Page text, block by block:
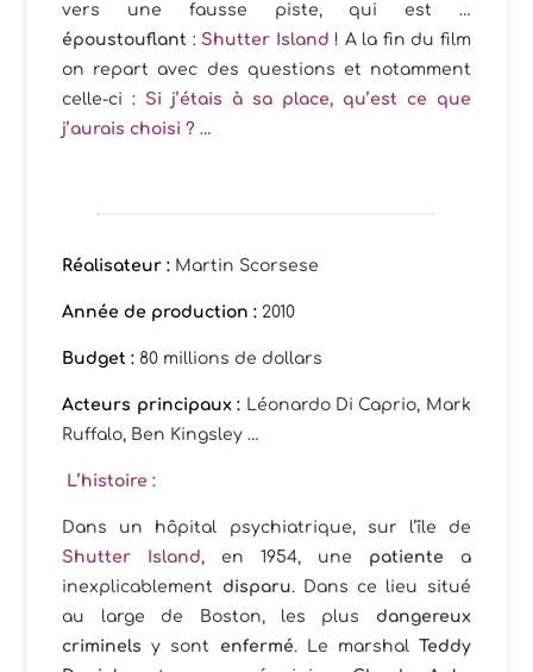
vers une fausse piste, qui est …
époustouflant : Shutter Island ! A la fin du film
on repart avec des questions et notamment
celle-ci : Si j’étais à sa place, qu’est ce que
j’aurais choisi ? …
Réalisateur : Martin Scorsese
Année de production : 2010
Budget : 80 millions de dollars
Acteurs principaux : Léonardo Di Caprio, Mark
Ruffalo, Ben Kingsley …
L’histoire :
Dans un hôpital psychiatrique, sur l’île de
Shutter Island, en 1954, une patiente a
inexplicablement disparu. Dans ce lieu situé
au large de Boston, les plus dangereux
criminels y sont enfermé. Le marshal Teddy